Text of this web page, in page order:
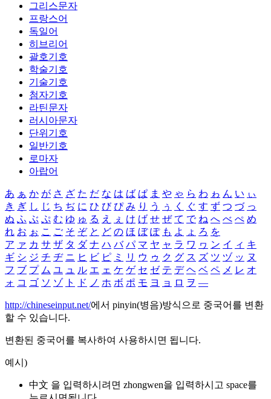
그리스문자
프랑스어
독일어
히브리어
괄호기호
학술기호
기술기호
첨자기호
라틴문자
러시아문자
단위기호
일반기호
로마자
아랍어
あ ぁ か が さ ざ た だ な は ば ぱ ま や ゃ ら わ ゎ ん い ぃ
き ぎ し じ ち ぢ に ひ び ぴ み り う ぅ く ぐ す ず つ づ っ
ぬ ふ ぶ ぷ む ゆ ゅ る え ぇ け げ せ ぜ て で ね へ べ ぺ め
れ お ぉ こ ご そ ぞ と ど の ほ ぼ ぽ も よ ょ ろ を
ア ァ カ サ ザ タ ダ ナ ハ バ パ マ ヤ ャ ラ ワ ヮ ン イ ィ キ
ギ シ ジ チ ヂ ニ ヒ ビ ピ ミ リ ウ ゥ ク グ ス ズ ツ ヅ ッ ヌ
フ ブ プ ム ユ ュ ル エ ェ ケ ゲ セ ゼ テ デ ヘ ベ ペ メ レ オ
ォ コ ゴ ソ ゾ ト ド ノ ホ ボ ポ モ ヨ ョ ロ ヲ ―
http://chineseinput.net/에서 pinyin(병음)방식으로 중국어를 변환
할 수 있습니다.
변환된 중국어를 복사하여 사용하시면 됩니다.
예시)
中文 을 입력하시려면 zhongwen을 입력하시고 space를